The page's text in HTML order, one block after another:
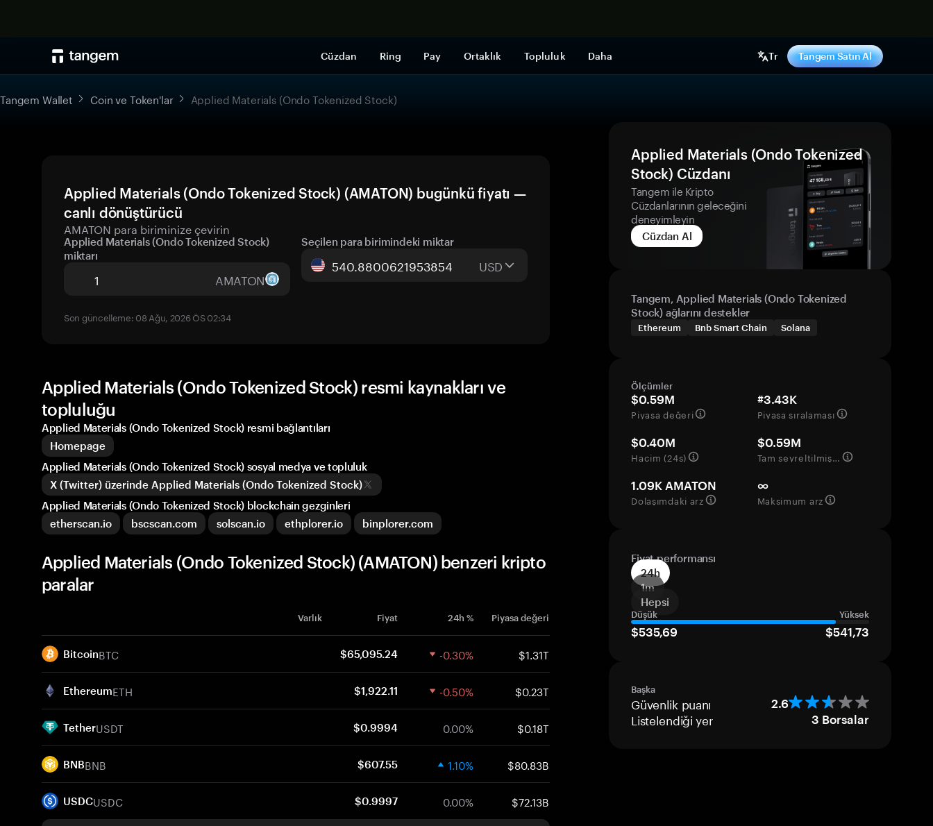
Cüzdan Ring Pay Ortaklık Topluluk Daha Tr Tangem Satın Al
Tangem Wallet Coin ve Token'lar Applied Materials (Ondo Tokenized Stock)
Applied Materials (Ondo Tokenized Stock) (AMATON) bugünkü fiyatı —
canlı dönüştürücü
AMATON para biriminize çevirin
Applied Materials (Ondo Tokenized Stock)
miktarı
AMATON
Seçilen para birimindeki miktar
USD
Son güncelleme: 08 Ağu, 2026 ÖS 02:34
Applied Materials (Ondo Tokenized
Stock) Cüzdanı
Tangem ile Kripto
Cüzdanlarının geleceğini
deneyimleyin
Cüzdan Al
Tangem, Applied Materials (Ondo Tokenized
Stock) ağlarını destekler
Ethereum Bnb Smart Chain Solana
Ölçümler
$0.59M
Piyasa değeri
#3.43K
Piyasa sıralaması
$0.40M
Hacim (24s)
$0.59M
Tam seyreltilmiş değerleme
1.09K AMATON
Dolaşımdaki arz
∞
Maksimum arz
Fiyat performansı
24h
1m
Hepsi
Düşük Yüksek
$535,69 $541,73
Başka
Güvenlik puanı 2.6
Listelendiği yer 3 Borsalar
Applied Materials (Ondo Tokenized Stock) resmi kaynakları ve
topluluğu
Applied Materials (Ondo Tokenized Stock) resmi bağlantıları
Homepage
Applied Materials (Ondo Tokenized Stock) sosyal medya ve topluluk
X (Twitter) üzerinde Applied Materials (Ondo Tokenized Stock)
Applied Materials (Ondo Tokenized Stock) blockchain gezginleri
etherscan.io
bscscan.com solscan.io ethplorer.io binplorer.com
Applied Materials (Ondo Tokenized Stock) (AMATON) benzeri kripto
paralar
Varlık Fiyat 24h % Piyasa değeri
BitcoinBTC $65,095.24 -0.30% $1.31T
EthereumETH $1,922.11 -0.50% $0.23T
TetherUSDT $0.9994 0.00% $0.18T
BNBBNB $607.55 1.10% $80.83B
USDCUSDC $0.9997 0.00% $72.13B